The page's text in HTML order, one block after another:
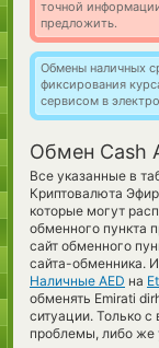
точной
предложить.
Обмены наличных
фиксирования
сервисом в
Обмен Cash
Все указанные в
Криптовалюта
которые могут
обменного пункта
сайт обменного
сайта-обменника.
Наличные AED на
обменять Emirati
ситуации. Только
проблемы, либо же